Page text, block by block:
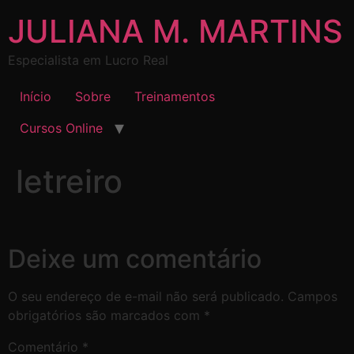
JULIANA M. MARTINS
Especialista em Lucro Real
Início Sobre
Treinamentos
Cursos Online
letreiro
Deixe um comentário
O seu endereço de e-mail não será publicado. Campos
obrigatórios são marcados com *
Comentário *